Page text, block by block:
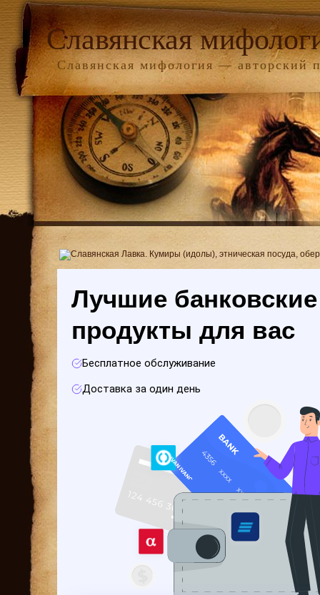
Славянская
Славянская мифология — авторский